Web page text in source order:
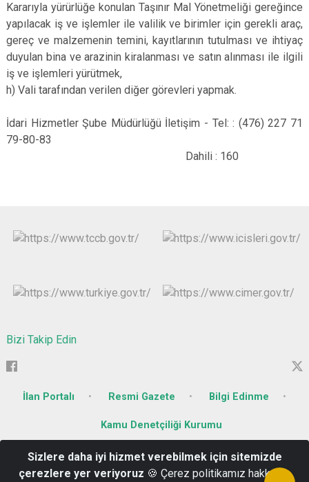
Kararıyla yürürlüğe konulan Taşınır Mal Yönetmeliği gereğince
yapılacak iş ve işlemler ile valilik ve birimler için gerekli araç,
gereç ve malzemenin temini, kayıtlarının tutulması ve ihtiyaç
duyulan bina ve arazinin kiralanması ve satın alınması ile ilgili
iş ve işlemleri yürütmek,
h) Vali tarafından verilen diğer görevleri yapmak.
İdari Hizmetler Şube Müdürlüğü İletişim - Tel: : (476) 227 71
79-80-83
Dahili : 160
Bizi Takip Edin
İlan Portalı Resmi Gazete Bilgi Edinme
Kamu Denetçiliği Kurumu
Söğütlü Mahallesi Kurtuluş Caddesi No : 26
Sizlere daha iyi hizmet verebilmek için sitemizde
çerezlere yer veriyoruz 🍪 Çerez politikamız hakkında